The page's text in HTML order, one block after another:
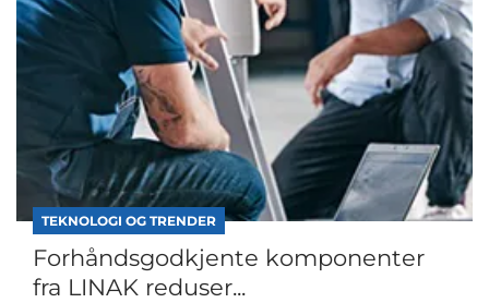
TEKNOLOGI OG TRENDER
Forhåndsgodkjente komponenter
fra LINAK reduser...